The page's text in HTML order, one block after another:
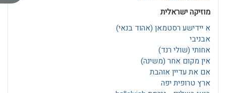
מוזיקה ישראלית
א יידישע רסטמאן‎ (אהוד בנאי)
אבניבי
אחותי (שולי רנד)
אין מקום אחר (משינה)
אם את עדיין אוהבת
ארץ טרופית יפה